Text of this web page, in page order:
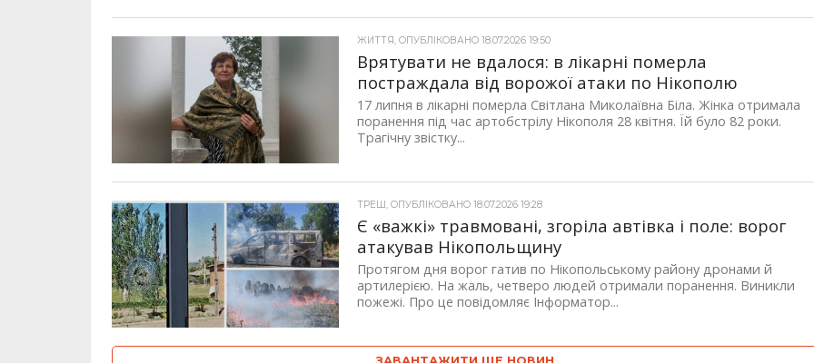
ЖИТТЯ, ОПУБЛІКОВАНО 18.07.2026 19:50
Врятувати не вдалося: в лікарні померла
постраждала від ворожої атаки по Нікополю
17 липня в лікарні померла Світлана Миколаївна Біла. Жінка отримала
поранення під час артобстрілу Нікополя 28 квітня. Їй було 82 роки.
Трагічну звістку...
ТРЕШ, ОПУБЛІКОВАНО 18.07.2026 19:28
Є «важкі» травмовані, згоріла автівка і поле: ворог
атакував Нікопольщину
Протягом дня ворог гатив по Нікопольському району дронами й
артилерією. На жаль, четверо людей отримали поранення. Виникли
пожежі. Про це повідомляє Інформатор...